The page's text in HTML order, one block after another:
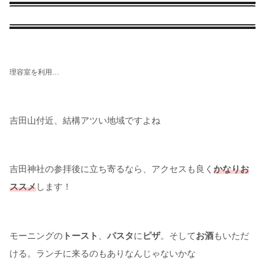
理容室を利用…
吉田山付近、結構アツい地域ですよね
吉田神社の参拝後に立ち寄るなら、アクセスも良く かなりお
ススメします！
モーニングの トースト パスタに ピザ。そしてお酒もいただ
ける。ランチに来るのもありなんじゃないかな